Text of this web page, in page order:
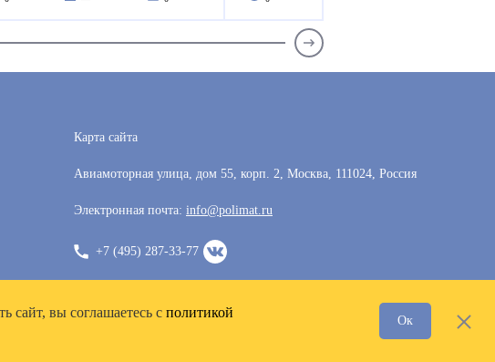
Карта сайта
Авиамоторная улица, дом 55, корп. 2, Москва, 111024, Россия
Электронная почта: info@polimat.ru
+7 (495) 287-33-77
сайт, вы соглашаетесь с политикой
Ок